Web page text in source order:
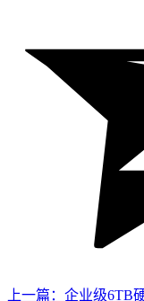
上一篇：企业级6TB